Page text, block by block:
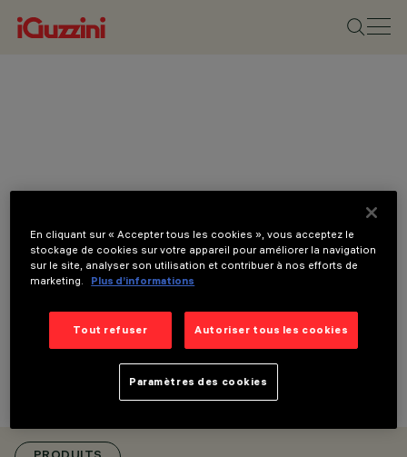
En cliquant sur « Accepter tous les cookies », vous acceptez le
stockage de cookies sur votre appareil pour améliorer la navigation
sur le site, analyser son utilisation et contribuer à nos efforts de
marketing.
Plus d’informations
Tout refuser Autoriser tous les cookies
Paramètres des cookies